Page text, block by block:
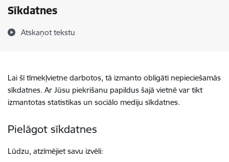
Sīkdatnes
Atskaņot tekstu
Lai šī tīmekļvietne darbotos, tā izmanto obligāti nepieciešamās
sīkdatnes. Ar Jūsu piekrišanu papildus šajā vietnē var tikt
izmantotas statistikas un sociālo mediju sīkdatnes.
Pielāgot sīkdatnes
Lūdzu, atzīmējiet savu izvēli: